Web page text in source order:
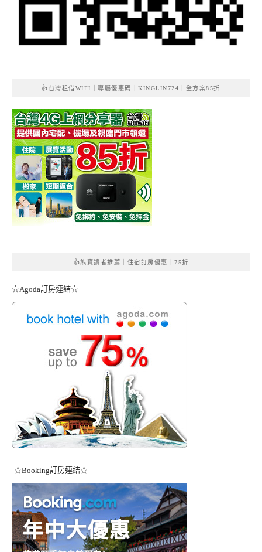
👍台灣租借WIFI｜專屬優惠碼｜KINGLIN724｜全方案85折
👍熊寶讀者推薦｜住宿訂房優惠｜75折
☆Agoda訂房連結☆
☆Booking訂房連結☆